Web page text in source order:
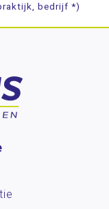
bedrijf *)